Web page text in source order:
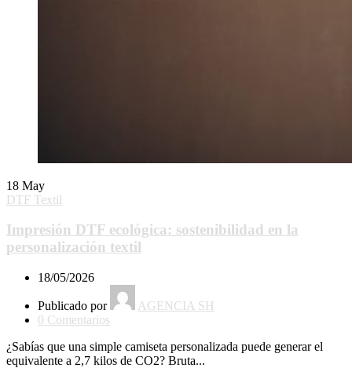
18 May
DTF Textil
Impresión DTF ecológica: sostenibilidad en la
personalización textil
18/05/2026
Publicado por
AGENCIA SH
0 Comentarios
¿Sabías que una simple camiseta personalizada puede generar el
equivalente a 2,7 kilos de CO2? Bruta...